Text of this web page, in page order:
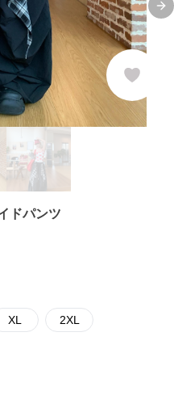
ドパンツ
XL 2XL